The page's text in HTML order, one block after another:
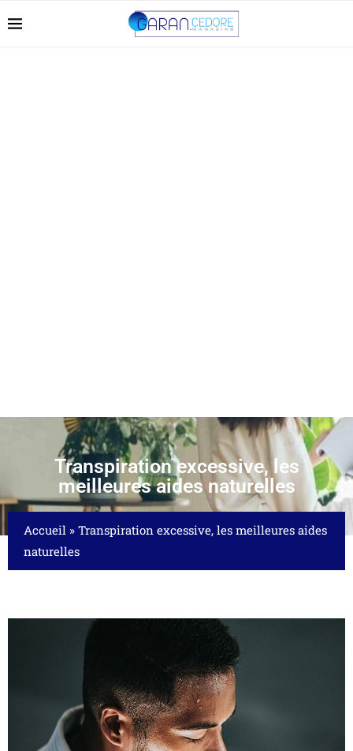
Transpiration excessive, les
meilleures aides naturelles
Accueil » Transpiration excessive, les meilleures aides
naturelles